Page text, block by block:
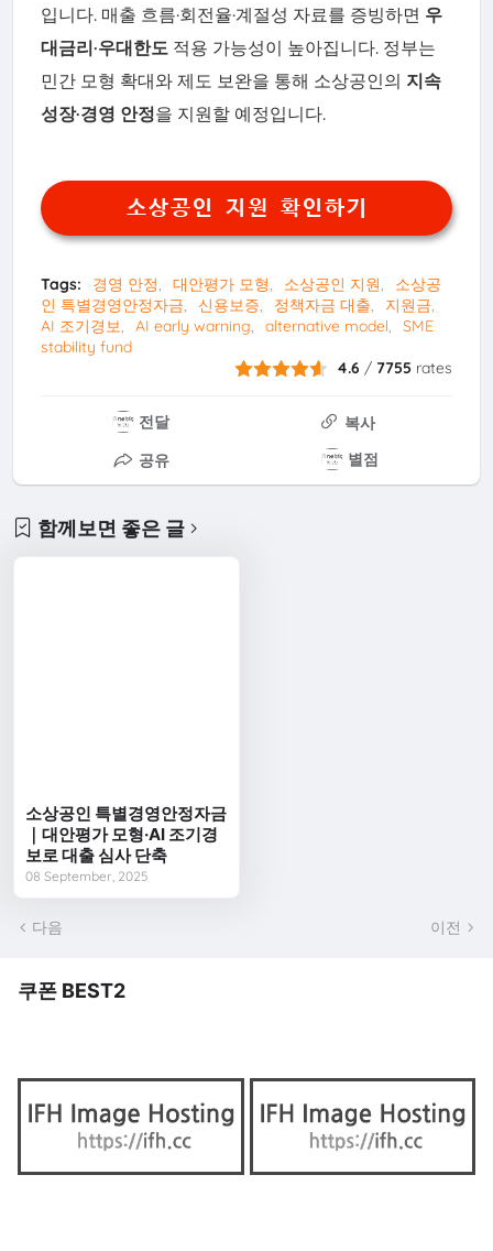
입니다. 매출 흐름·회전율·계절성 자료를 증빙하면 우
대금리·우대한도적용 가능성이 높아집니다. 정부는
민간 모형 확대와 제도 보완을 통해 소상공인의 지속
성장·경영 안정을 지원할 예정입니다.
소상공인 지원 확인하기
Tags: 경영 안정 대안평가 모형 소상공인 지원
소상공
인 특별경영안정자금
신용보증 정책자금 대출
지원금
AI 조기경보
AI early warning alternative model
SME
stability fund
4.6 / 7755 rates
전달
복사
공유
별점
함께보면 좋은 글
소상공인 특별경영안정자금
｜대안평가 모형·AI 조기경
보로 대출 심사 단축
08 September, 2025
다음 이전
쿠폰 BEST2